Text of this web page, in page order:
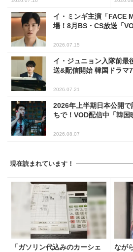
イ・ミンギ主演「FACE
場！8月BS・CS放送「
2026.07.15
イ・ジュニョン入隊前最
送&配信開始 韓国ドラマ
2026.07.21
2026年上半期日本公開
ちで！VOD配信中「韓国
2026.08.07
現在読まれています！
「ガソリン代込みのカーシェ
なが